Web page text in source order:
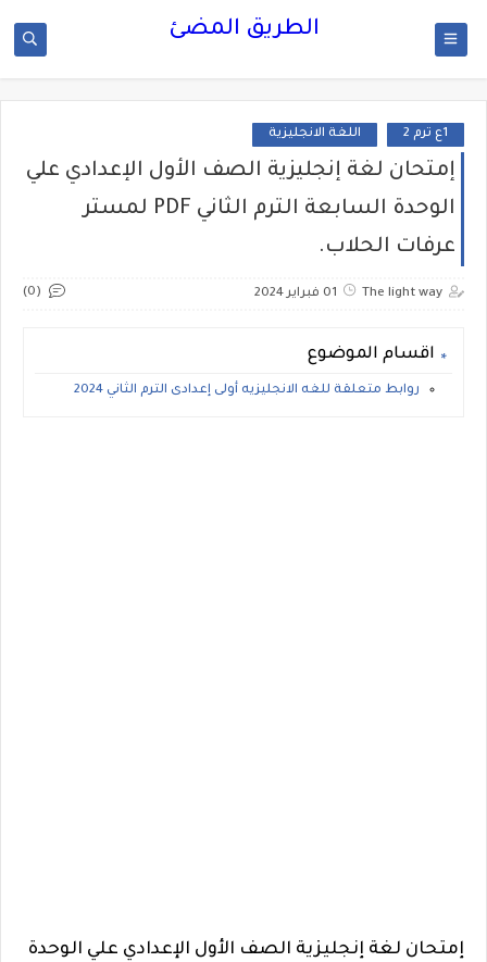
الطريق المضئ
1ع ترم 2 اللغة الانجليزية
إمتحان لغة إنجليزية الصف الأول الإعدادي علي
الوحدة السابعة الترم الثاني PDF لمستر
عرفات الحلاب.
The light way 01 فبراير 2024 (0)
اقسام الموضوع
روابط متعلقة للغه الانجليزيه أولى إعدادى الترم الثاني 2024
إمتحان لغة إنجليزية الصف الأول الإعدادي علي الوحدة